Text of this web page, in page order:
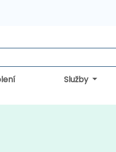
Služby